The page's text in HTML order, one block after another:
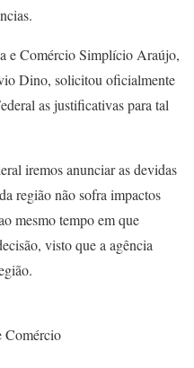
e Comércio Simplício Araújo,
Dino, solicitou oficialmente
as justificativas para tal
iremos anunciar as devidas
região não sofra impactos
mesmo tempo em que
visto que a agência
Comércio